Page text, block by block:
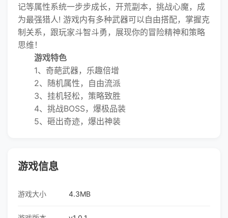
记等属性系统一步步成长，开荒副本，挑战心魔，成
为最强猎人! 游戏内有多种武器可以自由搭配，掌握克
制关系，跟玩家斗智斗勇，展现你的冒险精神和策略
思维！
游戏特色
1、奇葩武器，乐趣倍增
2、随机属性，自由流派
3、挂机轻松，策略致胜
4、挑战BOSS，爆极品装
5、砸出奇迹，爆出神装
游戏信息
游戏大小 4.3MB